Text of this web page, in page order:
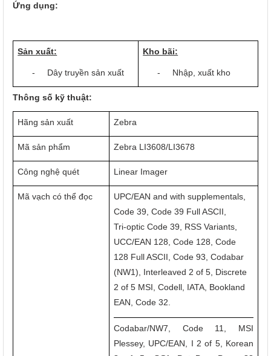
Ứng dụng:
Sản xuất:
- Dây truyền sản xuất
Kho bãi:
- Nhập, xuất kho
Thông số kỹ thuật:
Hãng sản xuất Zebra
Mã sản phẩm Zebra LI3608/LI3678
Công nghệ quét Linear Imager
Mã vạch có thể đọc
UPC/EAN and with supplementals,
Code 39, Code 39 Full ASCII,
Tri-optic Code 39, RSS Variants,
UCC/EAN 128, Code 128, Code
128 Full ASCII, Code 93, Codabar
(NW1), Interleaved 2 of 5, Discrete
2 of 5 MSI, Codell, IATA, Bookland
EAN, Code 32.
Codabar/NW7, Code 11, MSI
Plessey, UPC/EAN, I 2 of 5, Korean